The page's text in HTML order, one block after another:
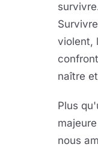
violent,
naître
Plus
nous